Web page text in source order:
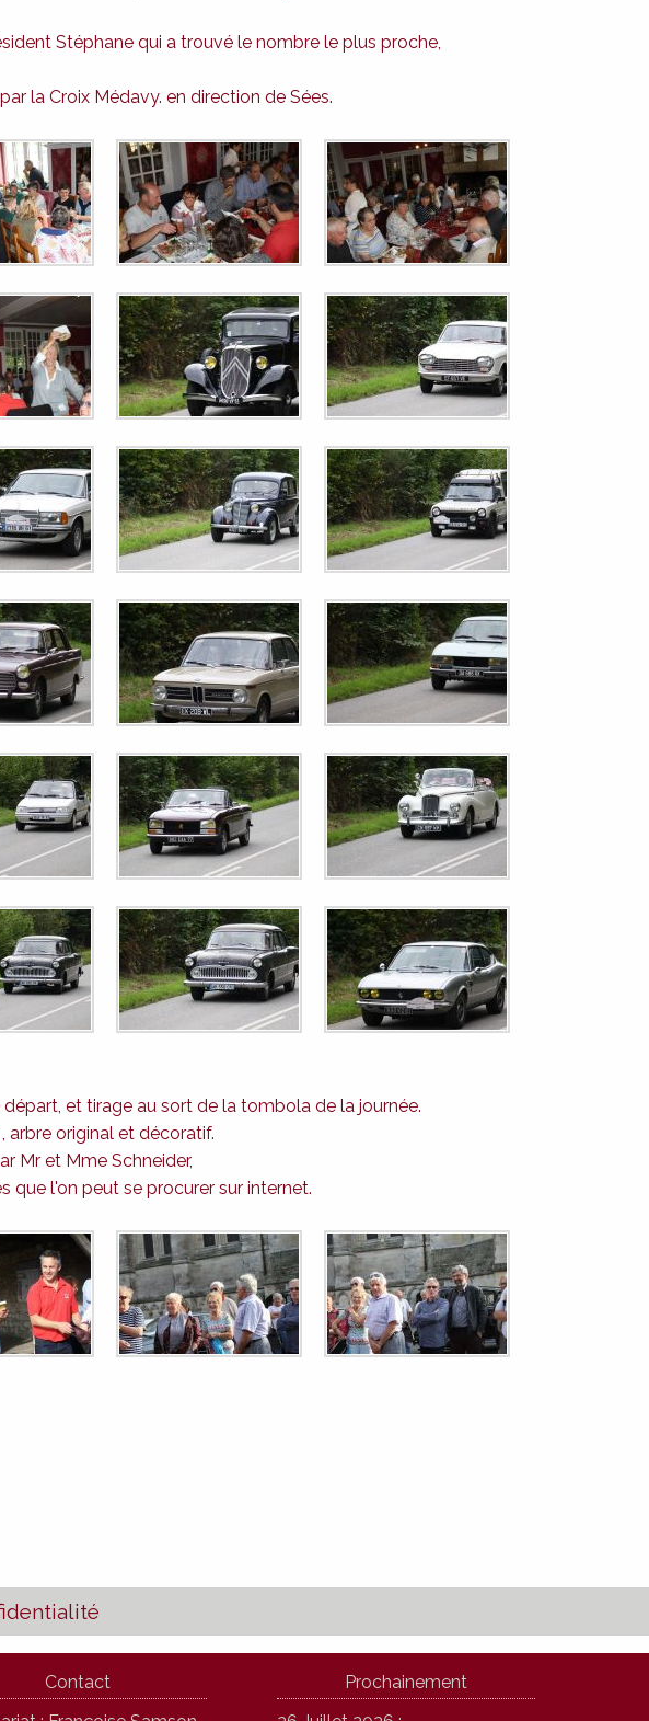
Stéphane qui a trouvé le nombre le plus proche,
la Croix Médavy. en direction de Sées.
et tirage au sort de la tombola de la journée.
arbre original et décoratif.
Mr et Mme Schneider,
que l'on peut se procurer sur internet.
Contact
Prochainement